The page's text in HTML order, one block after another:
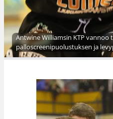
Antwine Williamsin KTP vannoo
palloscreenipuolustuksen ja